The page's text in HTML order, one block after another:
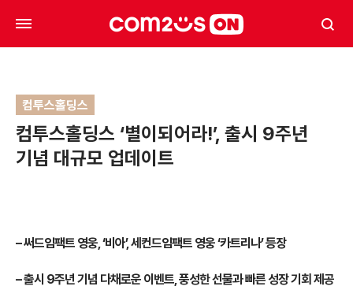
컴투스홀딩스
컴투스홀딩스 ‘별이되어라!’, 출시 9주년
기념 대규모 업데이트
–써드임팩트 영웅, ‘비아’, 세컨드임팩트 영웅 ‘카트리나’ 등장
–출시 9주년 기념 다채로운 이벤트, 풍성한 선물과 빠른 성장 기회 제공